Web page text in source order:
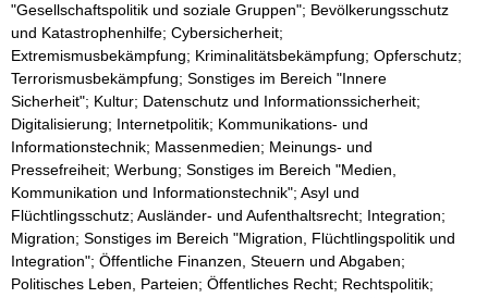
"Gesellschaftspolitik und soziale Gruppen"; Bevölkerungsschutz
und Katastrophenhilfe; Cybersicherheit;
Extremismusbekämpfung; Kriminalitätsbekämpfung; Opferschutz;
Terrorismusbekämpfung; Sonstiges im Bereich "Innere
Sicherheit"; Kultur; Datenschutz und Informationssicherheit;
Digitalisierung; Internetpolitik; Kommunikations- und
Informationstechnik; Massenmedien; Meinungs- und
Pressefreiheit; Werbung; Sonstiges im Bereich "Medien,
Kommunikation und Informationstechnik"; Asyl und
Flüchtlingsschutz; Ausländer- und Aufenthaltsrecht; Integration;
Migration; Sonstiges im Bereich "Migration, Flüchtlingspolitik und
Integration"; Öffentliche Finanzen, Steuern und Abgaben;
Politisches Leben, Parteien; Öffentliches Recht; Rechtspolitik;